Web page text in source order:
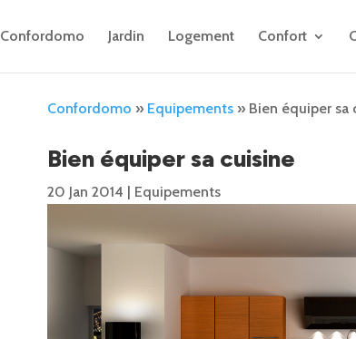
Confordomo Jardin Logement Confort
Confordomo » Equipements » Bien équiper sa
Bien équiper sa cuisine
20 Jan 2014 Equipements